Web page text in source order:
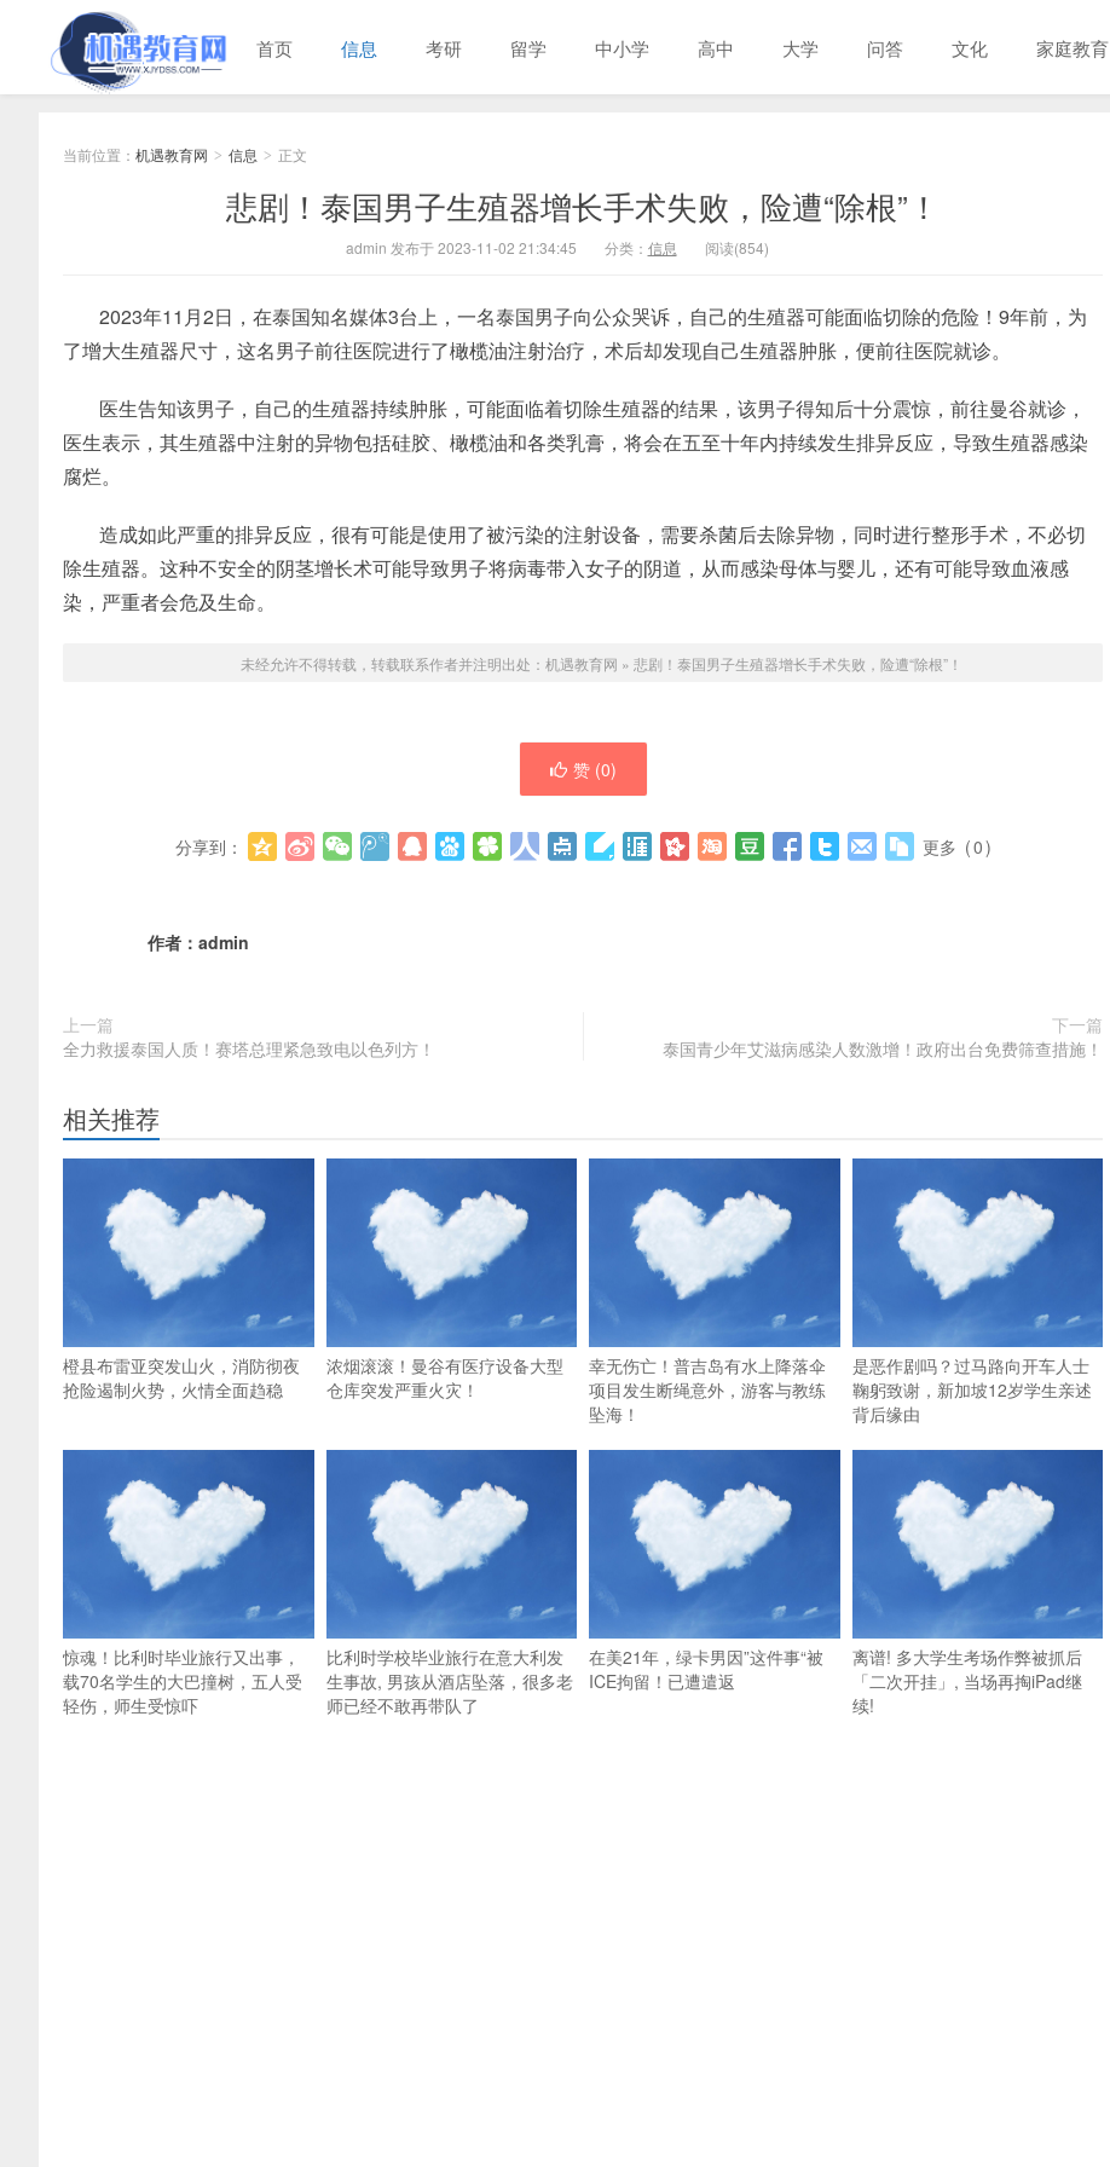
首页 信息 考研 留学 中小学 高中 大学 问答 文化 家庭教育
当前位置： 机遇教育网 > 信息 > 正文
悲剧！泰国男子生殖器增长手术失败，险遭“除根”！
admin 发布于 2023-11-02 21:34:45 分类： 信息 阅读(854)
2023年11月2日，在泰国知名媒体3台上，一名泰国男子向公众哭诉，自己的生殖器可能面临切除的危险！9年前，为
了增大生殖器尺寸，这名男子前往医院进行了橄榄油注射治疗，术后却发现自己生殖器肿胀，便前往医院就诊。
医生告知该男子，自己的生殖器持续肿胀，可能面临着切除生殖器的结果，该男子得知后十分震惊，前往曼谷就诊，
医生表示，其生殖器中注射的异物包括硅胶、橄榄油和各类乳膏，将会在五至十年内持续发生排异反应，导致生殖器感染
腐烂。
造成如此严重的排异反应，很有可能是使用了被污染的注射设备，需要杀菌后去除异物，同时进行整形手术，不必切
除生殖器。这种不安全的阴茎增长术可能导致男子将病毒带入女子的阴道，从而感染母体与婴儿，还有可能导致血液感
染，严重者会危及生命。
未经允许不得转载，转载联系作者并注明出处： 机遇教育网 » 悲剧！泰国男子生殖器增长手术失败，险遭“除根”！
赞 (0)
分享到： 更多 (0)
作者： admin
上一篇
全力救援泰国人质！赛塔总理紧急致电以色列方！
下一篇
泰国青少年艾滋病感染人数激增！政府出台免费筛查措施！
相关推荐
橙县布雷亚突发山火，消防彻夜
抢险遏制火势，火情全面趋稳
浓烟滚滚！曼谷有医疗设备大型
仓库突发严重火灾！
幸无伤亡！普吉岛有水上降落伞
项目发生断绳意外，游客与教练
坠海！
是恶作剧吗？过马路向开车人士
鞠躬致谢，新加坡12岁学生亲述
背后缘由
惊魂！比利时毕业旅行又出事，
载70名学生的大巴撞树，五人受
轻伤，师生受惊吓
比利时学校毕业旅行在意大利发
生事故, 男孩从酒店坠落，很多老
师已经不敢再带队了
在美21年，绿卡男因”这件事“被
ICE拘留！已遭遣返
离谱! 多大学生考场作弊被抓后
「二次开挂」, 当场再掏iPad继
续!